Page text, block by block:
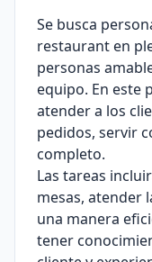
Se busca
restaurant en
personas
equipo. En este
atender a los
pedidos, servir
completo.
Las tareas
mesas, atender
una manera
tener